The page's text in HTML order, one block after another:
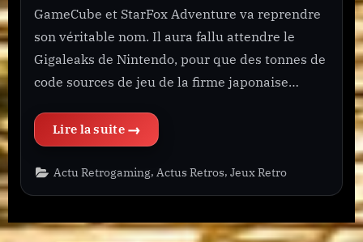
GameCube et StarFox Adventure va reprendre
son véritable nom. Il aura fallu attendre le
Gigaleaks de Nintendo, pour que des tonnes de
code sources de jeu de la firme japonaise…
Actu Retrogaming, Actus Retros,Jeux Retro